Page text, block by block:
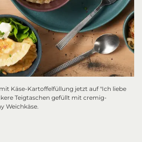
Käse-Kartoffelfüllung jetzt auf "Ich liebe
Teigtaschen gefüllt mit cremig-
Weichkäse.